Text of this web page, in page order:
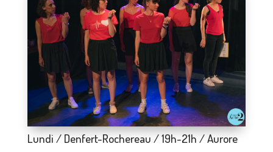
Lundi / Denfert-Rochereau / 19h-21h / Aurore